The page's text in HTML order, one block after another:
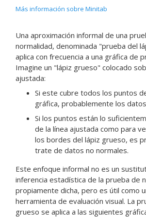
Más información sobre Minitab
Una aproximación informal de una
normalidad, denominada "prueba del
aplica con frecuencia a una gráfica de
Imagine un "lápiz grueso" colocado
ajustada:
Si este cubre todos los puntos
gráfica, probablemente los
Si los puntos están lo
de la línea ajustada como para
los bordes del lápiz grueso, es
trate de datos no normales.
Este enfoque informal no es un
inferencia estadística de la prueba de
propiamente dicha, pero es útil como
herramienta de evaluación visual. La
grueso se aplica a las siguientes